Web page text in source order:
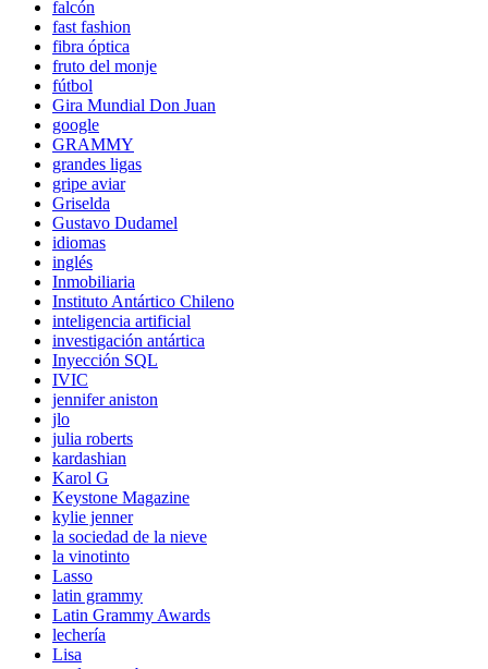
falcón
fast fashion
fibra óptica
fruto del monje
fútbol
Gira Mundial Don Juan
google
GRAMMY
grandes ligas
gripe aviar
Griselda
Gustavo Dudamel
idiomas
inglés
Inmobiliaria
Instituto Antártico Chileno
inteligencia artificial
investigación antártica
Inyección SQL
IVIC
jennifer aniston
jlo
julia roberts
kardashian
Karol G
Keystone Magazine
kylie jenner
la sociedad de la nieve
la vinotinto
Lasso
latin grammy
Latin Grammy Awards
lechería
Lisa